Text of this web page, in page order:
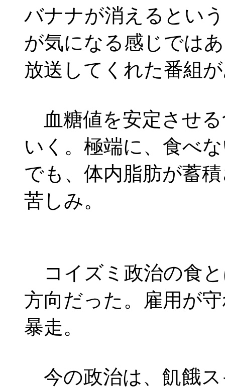
バナナが消えるとい
が気になる感じでは
放送してくれた番組
血糖値を安定させる
いく。極端に、食べ
でも、体内脂肪が蓄
苦しみ。
コイズミ政治の食と
方向だった。雇用が
暴走。
今の政治は、飢餓ス